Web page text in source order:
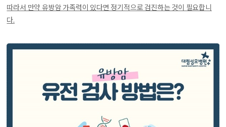
따라서 만약 유방암 가족력이 있다면 정기적으로 검진하는 것이 필요합니
다.